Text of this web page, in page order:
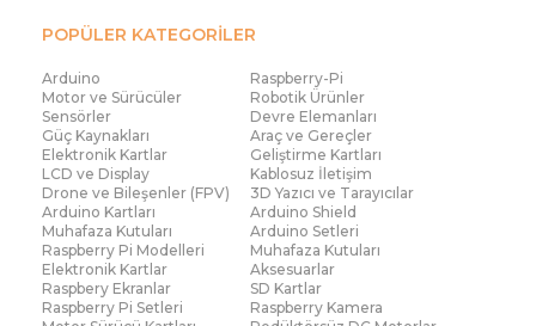
POPÜLER KATEGORİLER
Arduino
Raspberry-Pi
Motor ve Sürücüler
Robotik Ürünler
Sensörler
Devre Elemanları
Güç Kaynakları
Araç ve Gereçler
Elektronik Kartlar
Geliştirme Kartları
LCD ve Display
Kablosuz İletişim
Drone ve Bileşenler (FPV)
3D Yazıcı ve Tarayıcılar
Arduino Kartları
Arduino Shield
Muhafaza Kutuları
Arduino Setleri
Raspberry Pi Modelleri
Muhafaza Kutuları
Elektronik Kartlar
Aksesuarlar
Raspbery Ekranlar
SD Kartlar
Raspberry Pi Setleri
Raspberry Kamera